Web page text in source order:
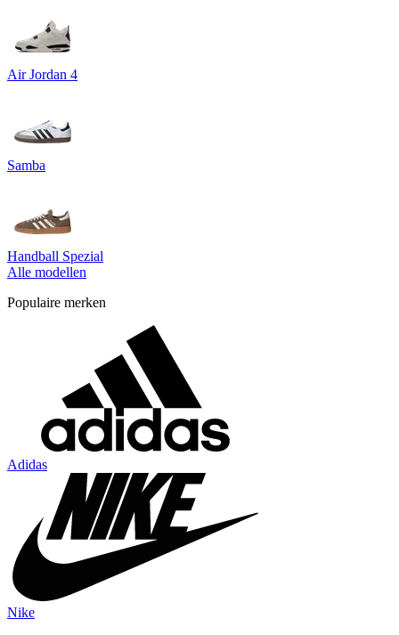
Air Jordan 4
Samba
Handball Spezial
Alle modellen
Populaire merken
Adidas
Nike